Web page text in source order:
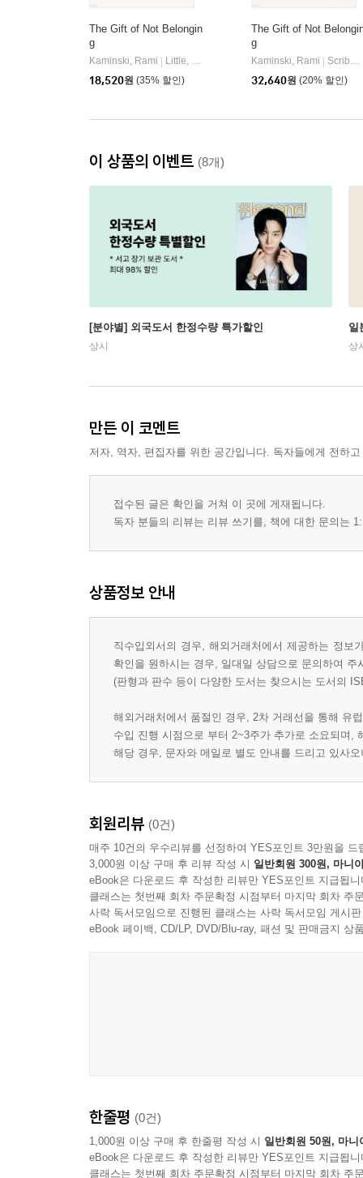
The Gift of Not Belongin
g
Kaminski, Rami
Little, Brown and Company
18,520원 (35% 할인)
The Gift of Not
g
Kaminski, Rami
Scribe Publications
32,640원 (20% 할인)
이 상품의 이벤트 (8개)
[분야별] 외국도서 한정수량 특가할인
상시
일
상
만든 이 코멘트
저자, 역자, 편집자를 위한 공간입니다. 독자들에게 전하
접수된 글은 확인을 거쳐 이 곳에 게재됩니다.
독자 분들의 리뷰는 리뷰 쓰기를, 책에 대한 문의는
상품정보 안내
직수입외서의 경우, 해외거래처에서 제공하는 정
확인을 원하시는 경우, 일대일 상담으로 문의하여 주
(판형과 판수 등이 다양한 도서는 찾으시는 도서의
해외거래처에서 품절인 경우, 2차 거래선을 통해 유
수입 진행 시점으로 부터 2~3주가 추가로 소요되며,
해당 경우, 문자와 메일로 별도 안내를 드리고 있사
회원리뷰 (0건)
매주 10건의 우수리뷰를 선정하여 YES포인트 3만원을 드
3,000원 이상 구매 후 리뷰 작성 시 일반회원 300원, 마니
eBook은 다운로드 후 작성한 리뷰만 YES포인트 지급됩니
클래스는 첫번째 회차 주문확정 시점부터 마지막 회차 주
사락 독서모임으로 진행된 클래스는 사락 독서모임 게시
eBook 페이백, CD/LP, DVD/Blu-ray, 패션 및 판매금지 상
한줄평 (0건)
1,000원 이상 구매 후 한줄평 작성 시 일반회원 50원, 마니
eBook은 다운로드 후 작성한 리뷰만 YES포인트 지급됩니
클래스는 첫번째 회차 주문확정 시점부터 마지막 회차 주